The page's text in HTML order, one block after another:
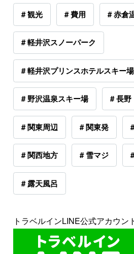
# 観光 # 費用 # 赤倉
# 軽井沢スノーパーク
# 軽井沢プリンスホテルスキー場
# 野沢温泉スキー場 # 長野
# 関東周辺 # 関東発
# 関西地方 # 雪マジ
# 露天風呂
トラベルインLINE公式アカウン